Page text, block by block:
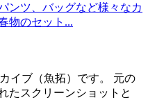
ンツ、バッグなど様々なカ
物のセット ...
イブ（魚拓）です。
元の
たスクリーンショットと